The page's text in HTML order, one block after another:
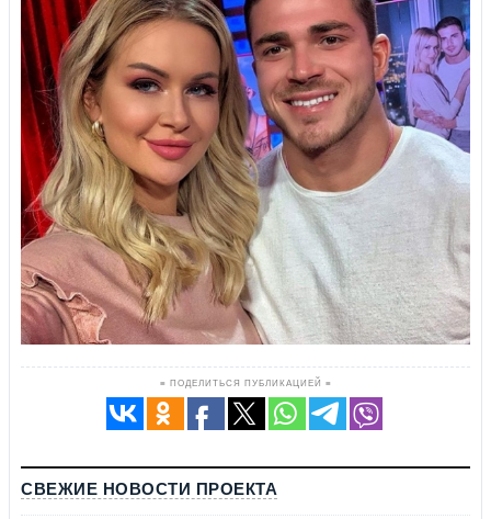
≡ ПОДЕЛИТЬСЯ ПУБЛИКАЦИЕЙ ≡
СВЕЖИЕ НОВОСТИ ПРОЕКТА